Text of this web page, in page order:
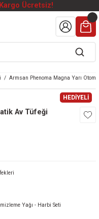
Kargo Ücretsiz!
Armsan Phenoma Magna Yarı
HEDİYELİ
Av Tüfeği
Yağı - Harbi Seti